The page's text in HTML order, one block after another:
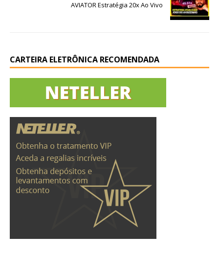
AVIATOR Estratégia 20x Ao Vivo
CARTEIRA ELETRÔNICA RECOMENDADA